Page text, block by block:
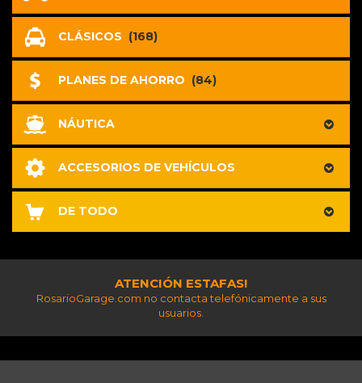
CLÁSICOS (168)
PLANES DE AHORRO (84)
NÁUTICA
ACCESORIOS DE VEHÍCULOS
DE TODO
ATENCIÓN ESTAFAS!
RosarioGarage.com no contacta telefónicamente a sus
usuarios.